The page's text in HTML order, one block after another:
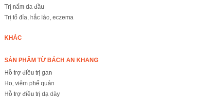
Trị nấm da đầu
Trị tổ đỉa, hắc lào, eczema
KHÁC
SẢN PHẨM TỪ BÁCH AN KHANG
Hỗ trợ điều trị gan
Ho, viêm phế quản
Hỗ trợ điều trị dạ dày